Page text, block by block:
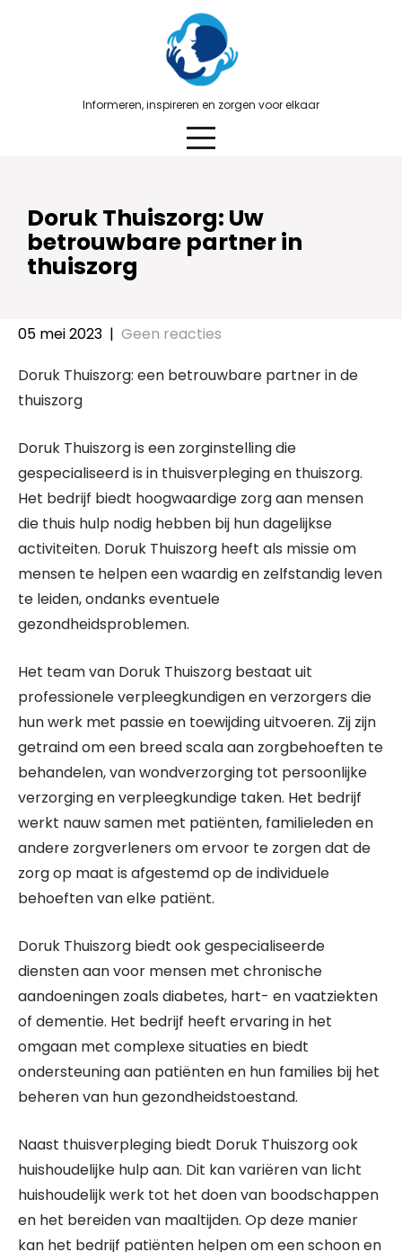
Informeren, inspireren en zorgen voor elkaar
Doruk Thuiszorg: Uw
betrouwbare partner in
thuiszorg
05 mei 2023 | Geen reacties
Doruk Thuiszorg: een betrouwbare partner in de
thuiszorg
Doruk Thuiszorg is een zorginstelling die
gespecialiseerd is in thuisverpleging en thuiszorg.
Het bedrijf biedt hoogwaardige zorg aan mensen
die thuis hulp nodig hebben bij hun dagelijkse
activiteiten. Doruk Thuiszorg heeft als missie om
mensen te helpen een waardig en zelfstandig leven
te leiden, ondanks eventuele
gezondheidsproblemen.
Het team van Doruk Thuiszorg bestaat uit
professionele verpleegkundigen en verzorgers die
hun werk met passie en toewijding uitvoeren. Zij zijn
getraind om een breed scala aan zorgbehoeften te
behandelen, van wondverzorging tot persoonlijke
verzorging en verpleegkundige taken. Het bedrijf
werkt nauw samen met patiënten, familieleden en
andere zorgverleners om ervoor te zorgen dat de
zorg op maat is afgestemd op de individuele
behoeften van elke patiënt.
Doruk Thuiszorg biedt ook gespecialiseerde
diensten aan voor mensen met chronische
aandoeningen zoals diabetes, hart- en vaatziekten
of dementie. Het bedrijf heeft ervaring in het
omgaan met complexe situaties en biedt
ondersteuning aan patiënten en hun families bij het
beheren van hun gezondheidstoestand.
Naast thuisverpleging biedt Doruk Thuiszorg ook
huishoudelijke hulp aan. Dit kan variëren van licht
huishoudelijk werk tot het doen van boodschappen
en het bereiden van maaltijden. Op deze manier
kan het bedrijf patiënten helpen om een schoon en